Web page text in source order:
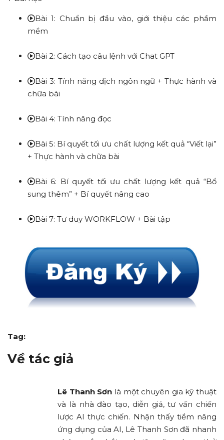
Bài 1: Chuẩn bị đầu vào, giới thiệu các phầm
mềm
Bài 2: Cách tạo câu lệnh với Chat GPT
Bài 3: Tính năng dịch ngôn ngữ + Thực hành và
chữa bài
Bài 4: Tính năng đọc
Bài 5: Bí quyết tối ưu chất lượng kết quả “Viết lại”
+ Thực hành và chữa bài
Bài 6: Bí quyết tối ưu chất lượng kết quả “Bổ
sung thêm” + Bí quyết nâng cao
Bài 7: Tư duy WORKFLOW + Bài tập
Tag:
Về tác giả
Lê Thanh Sơn là một chuyên gia kỹ thuật
và là nhà đào tạo, diễn giả, tư vấn chiến
lược AI thực chiến. Nhận thấy tiềm năng
ứng dụng của AI, Lê Thanh Sơn đã nhanh